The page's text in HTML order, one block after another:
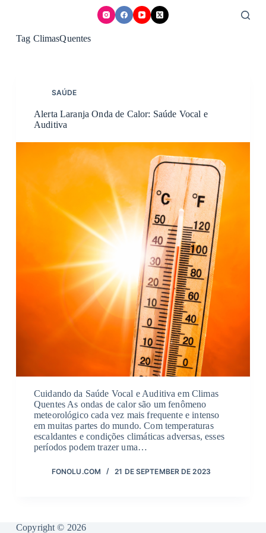
Tag ClimasQuentes
SAÚDE
Alerta Laranja Onda de Calor: Saúde Vocal e
Auditiva
Cuidando da Saúde Vocal e Auditiva em Climas
Quentes As ondas de calor são um fenômeno
meteorológico cada vez mais frequente e intenso
em muitas partes do mundo. Com temperaturas
escaldantes e condições climáticas adversas, esses
períodos podem trazer uma…
FONOLU.COM 21 DE SEPTEMBER DE 2023
Copyright © 2026